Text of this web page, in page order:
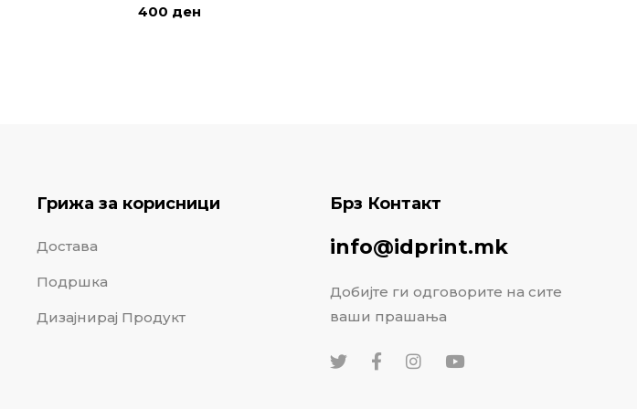
400 ден
Грижа за корисници
Достава
Подршка
Дизајнирај Продукт
Брз Контакт
info@idprint.mk
Добијте ги одговорите на сите
ваши прашања